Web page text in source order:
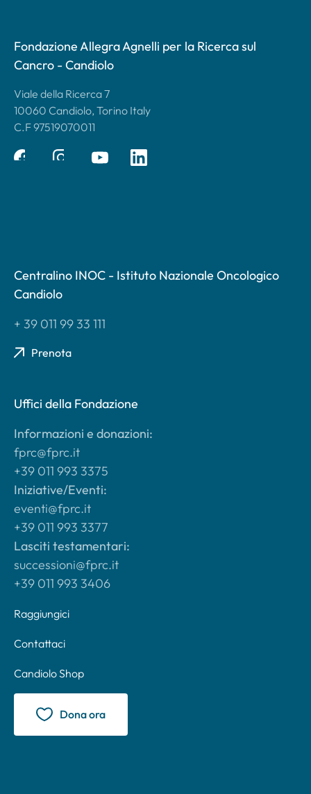
Fondazione Allegra Agnelli per la Ricerca sul
Cancro - Candiolo
Viale della Ricerca 7
10060 Candiolo, Torino Italy
C.F 97519070011
Centralino INOC - Istituto Nazionale Oncologico
Candiolo
+ 39 011 99 33 111
Prenota
Uffici della Fondazione
Informazioni e donazioni:
fprc@fprc.it
+39 011 993 3375
Iniziative/Eventi:
eventi@fprc.it
+39 011 993 3377
Lasciti testamentari:
successioni@fprc.it
+39 011 993 3406
Raggiungici
Contattaci
Candiolo Shop
Dona ora